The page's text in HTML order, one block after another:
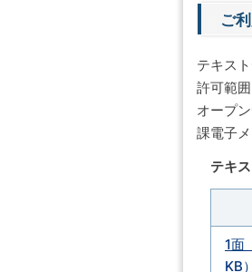
ご
テキス
許可範
オープ
課電子
テキ
1面
KB）